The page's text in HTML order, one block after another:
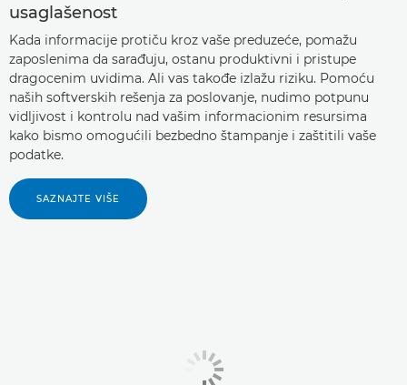
usaglašenost
Kada informacije protiču kroz vaše preduzeće, pomažu
zaposlenima da sarađuju, ostanu produktivni i pristupe
dragocenim uvidima. Ali vas takođe izlažu riziku. Pomoću
naših softverskih rešenja za poslovanje, nudimo potpunu
vidljivost i kontrolu nad vašim informacionim resursima
kako bismo omogućili bezbedno štampanje i zaštitili vaše
podatke.
SAZNAJTE VIŠE